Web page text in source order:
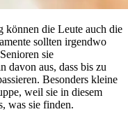
können die Leute auch die
sollten irgendwo
sie
davon aus, dass bis zu
Besonders kleine
weil sie in diesem
was sie finden.